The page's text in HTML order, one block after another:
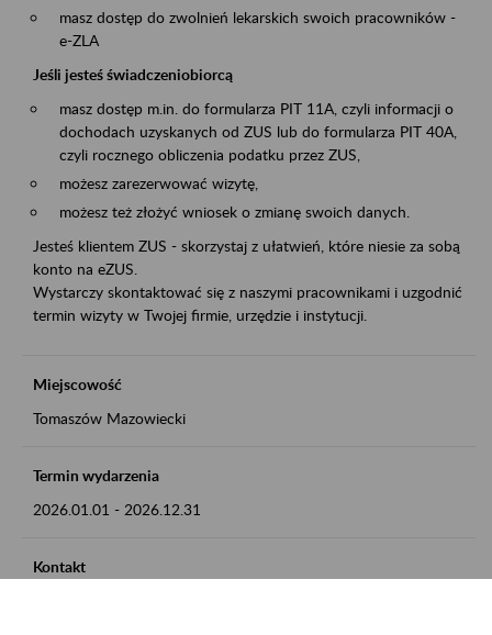
masz dostęp do zwolnień lekarskich swoich pracowników -
e-ZLA
Jeśli jesteś świadczeniobiorcą
masz dostęp m.in. do formularza PIT 11A, czyli informacji o
dochodach uzyskanych od ZUS lub do formularza PIT 40A,
czyli rocznego obliczenia podatku przez ZUS,
możesz zarezerwować wizytę,
możesz też złożyć wniosek o zmianę swoich danych.
Jesteś klientem ZUS - skorzystaj z ułatwień, które niesie za sobą
konto na eZUS.
Wystarczy skontaktować się z naszymi pracownikami i uzgodnić
termin wizyty w Twojej firmie, urzędzie i instytucji.
Miejscowość
Tomaszów Mazowiecki
Termin wydarzenia
2026.01.01 - 2026.12.31
Kontakt